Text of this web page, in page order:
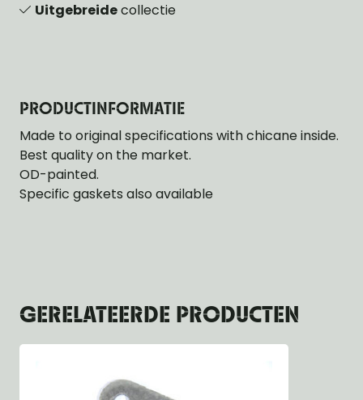
Uitgebreidecollectie
PRODUCTINFORMATIE
Made to original specifications with chicane inside.
Best quality on the market.
OD-painted.
Specific gaskets also available
GERELATEERDE PRODUCTEN